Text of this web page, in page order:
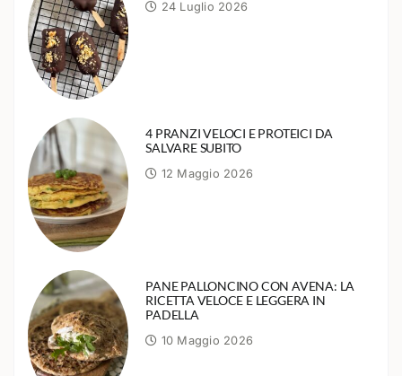
24 Luglio 2026
4 PRANZI VELOCI E PROTEICI DA
SALVARE SUBITO
12 Maggio 2026
PANE PALLONCINO CON AVENA: LA
RICETTA VELOCE E LEGGERA IN
PADELLA
10 Maggio 2026